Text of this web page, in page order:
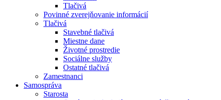
Tlačivá
Povinné zverejňovanie informácií
Tlačivá
Stavebné tlačivá
Miestne dane
Životné prostredie
Sociálne služby
Ostatné tlačivá
Zamestnanci
Samospráva
Starosta